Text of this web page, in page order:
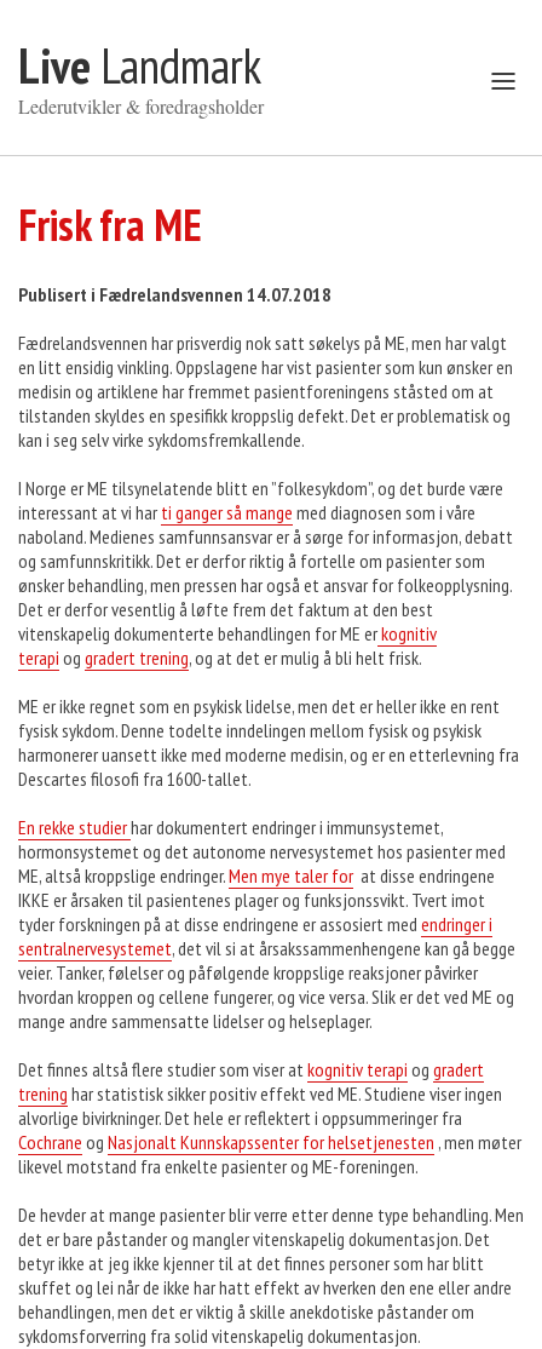
Live Landmark
Lederutvikler & foredragsholder
Åpne
meny
Frisk fra ME
Publisert i Fædrelandsvennen 14.07.2018
Fædrelandsvennen har prisverdig nok satt søkelys på ME, men har valgt
en litt ensidig vinkling. Oppslagene har vist pasienter som kun ønsker en
medisin og artiklene har fremmet pasientforeningens ståsted om at
tilstanden skyldes en spesifikk kroppslig defekt. Det er problematisk og
kan i seg selv virke sykdomsfremkallende.
I Norge er ME tilsynelatende blitt en ”folkesykdom”, og det burde være
interessant at vi har ti ganger så mange med diagnosen som i våre
naboland. Medienes samfunnsansvar er å sørge for informasjon, debatt
og samfunnskritikk. Det er derfor riktig å fortelle om pasienter som
ønsker behandling, men pressen har også et ansvar for folkeopplysning.
Det er derfor vesentlig å løfte frem det faktum at den best
vitenskapelig dokumenterte behandlingen for ME erkognitiv
terapi og gradert trening, og at det er mulig å bli helt frisk.
ME er ikke regnet som en psykisk lidelse, men det er heller ikke en rent
fysisk sykdom. Denne todelte inndelingen mellom fysisk og psykisk
harmonerer uansett ikke med moderne medisin, og er en etterlevning fra
Descartes filosofi fra 1600-tallet.
En rekke studierhar dokumentert endringer i immunsystemet,
hormonsystemet og det autonome nervesystemet hos pasienter med
ME, altså kroppslige endringer.Men mye taler forat disse endringene
IKKE er årsaken til pasientenes plager og funksjonssvikt. Tvert imot
tyder forskningen på at disse endringene er assosiert med endringer i
sentralnervesystemet, det vil si at årsakssammenhengene kan gå begge
veier. Tanker, følelser og påfølgende kroppslige reaksjoner påvirker
hvordan kroppen og cellene fungerer, og vice versa. Slik er det ved ME og
mange andre sammensatte lidelser og helseplager.
Det finnes altså flere studier som viser atkognitiv terapi og gradert
trening har statistisk sikker positiv effekt ved ME. Studiene viser ingen
alvorlige bivirkninger. Det hele er reflektert i oppsummeringer fra
Cochrane og Nasjonalt Kunnskapssenter for helsetjenesten , men møter
likevel motstand fra enkelte pasienter og ME-foreningen.
De hevder at mange pasienter blir verre etter denne type behandling. Men
det er bare påstander og mangler vitenskapelig dokumentasjon. Det
betyr ikke at jeg ikke kjenner til at det finnes personer som har blitt
skuffet og lei når de ikke har hatt effekt av hverken den ene eller andre
behandlingen, men det er viktig å skille anekdotiske påstander om
sykdomsforverring fra solid vitenskapelig dokumentasjon.